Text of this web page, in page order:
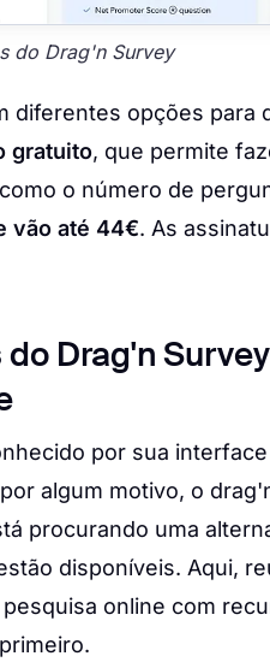
do Drag'n Survey
diferentes opções para
gratuito, que permite
o número de
vão até 44€. As
Drag'n
por sua
algum motivo, o
procurando uma
disponíveis. Aqui,
online com